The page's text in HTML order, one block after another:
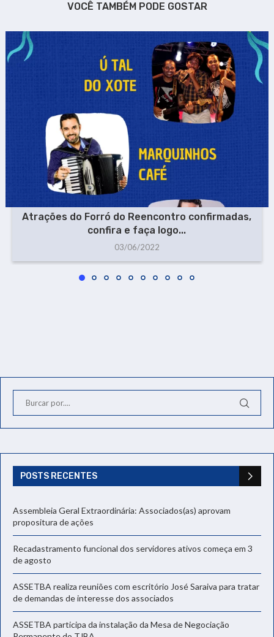
VOCÊ TAMBÉM PODE GOSTAR
Atrações do Forró do Reencontro confirmadas,
confira e faça logo...
03/06/2022
POSTS RECENTES
Assembleia Geral Extraordinária: Associados(as) aprovam
propositura de ações
Recadastramento funcional dos servidores ativos começa em 3
de agosto
ASSETBA realiza reuniões com escritório José Saraiva para tratar
de demandas de interesse dos associados
ASSETBA participa da instalação da Mesa de Negociação